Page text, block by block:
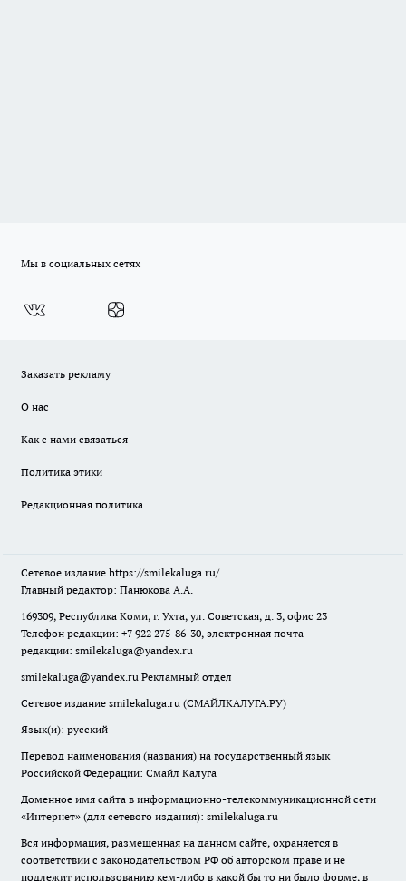
Мы в социальных сетях
Заказать рекламу
О нас
Как с нами связаться
Политика этики
Редакционная политика
Сетевое издание https://smilekaluga.ru/
Главный редактор: Панюкова А.А.
169309, Республика Коми, г. Ухта, ул. Советская, д. 3, офис 23
Телефон редакции: +7 922 275-86-30, электронная почта
редакции: smilekaluga@yandex.ru
smilekaluga@yandex.ru Рекламный отдел
Сетевое издание smilekaluga.ru (СМАЙЛКАЛУГА.РУ)
Язык(и): русский
Перевод наименования (названия) на государственный язык
Российской Федерации: Смайл Калуга
Доменное имя сайта в информационно-телекоммуникационной сети
«Интернет» (для сетевого издания): smilekaluga.ru
Вся информация, размещенная на данном сайте, охраняется в
соответствии с законодательством РФ об авторском праве и не
подлежит использованию кем-либо в какой бы то ни было форме, в